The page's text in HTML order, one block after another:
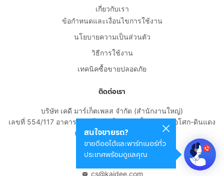
สนใจขายรถ?
ขายดีออโต้และพาร์ทเนอร์ทั่ว
ประเทศพร้อมดูแลคุณ
เกี่ยวกับเรา
ข้อกำหนดและเงื่อนไขการใช้งาน
นโยบายความเป็นส่วนตัว
วิธีการใช้งาน
เทคนิคซื้อขายปลอดภัย
ติดต่อเรา
บริษัท เคดี มาร์เก็ตเพลส จำกัด (สำนักงานใหญ่)
เลขที่ 554/117 อาคารสกายไนน์ เซ็นเตอร์ ชั้น 22 ถนนอโศก-ดินแดง
แขวงดินแดง เขตดินแดง
กรุงเทพมหานคร 10400
cs@kaidee.com